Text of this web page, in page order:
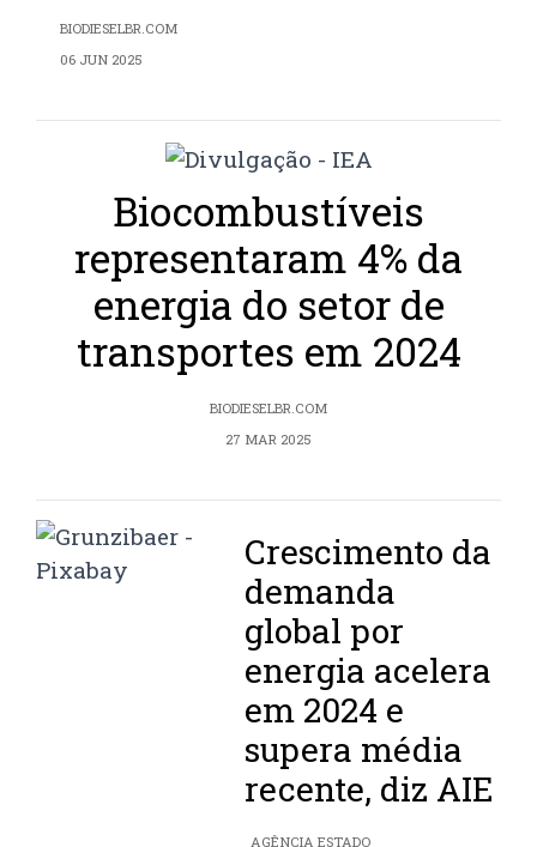
BIODIESELBR.COM
06 JUN 2025
Biocombustíveis
representaram 4% da
energia do setor de
transportes em 2024
BIODIESELBR.COM
27 MAR 2025
Crescimento da
demanda
global por
energia acelera
em 2024 e
supera média
recente, diz AIE
AGÊNCIA ESTADO